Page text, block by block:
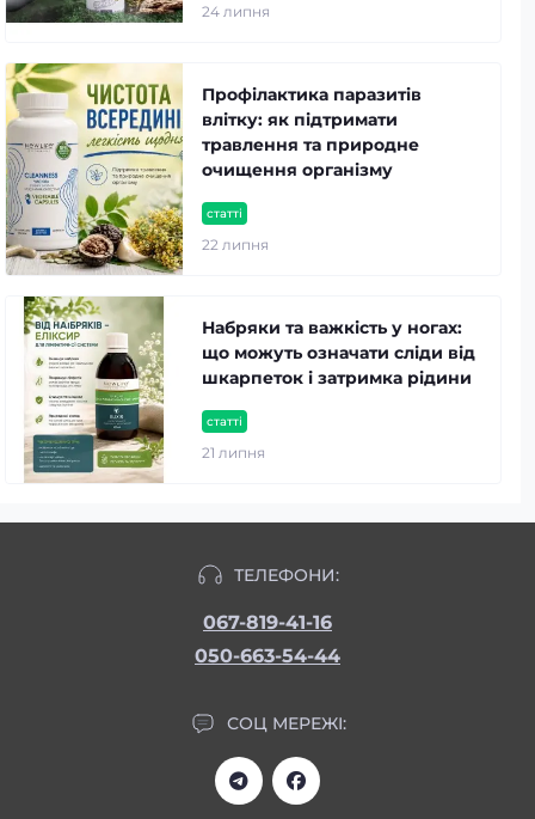
24 липня
статті
22 липня
Профілактика паразитів
влітку: як підтримати
травлення та природне
очищення організму
статті
21 липня
Набряки та важкість у ногах:
що можуть означати сліди від
шкарпеток і затримка рідини
ТЕЛЕФОНИ:
067-819-41-16
050-663-54-44
СОЦ МЕРЕЖІ: